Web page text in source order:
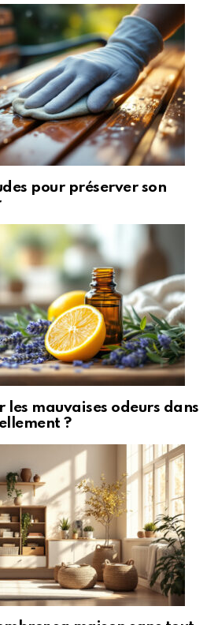
pour préserver son
les mauvaises odeurs dans
?